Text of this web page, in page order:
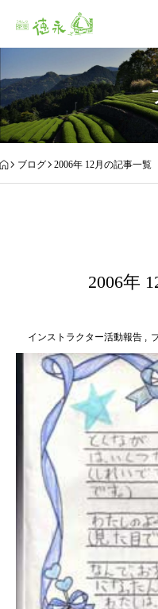
ブログ 2006年 12月の記事一覧
2006年
インストラクター活動報告